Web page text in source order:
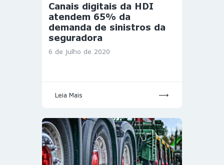
Canais digitais da HDI
atendem 65% da
demanda de sinistros da
seguradora
6 de julho de 2020
Leia Mais